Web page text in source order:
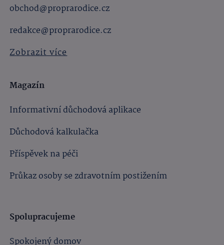
obchod@proprarodice.cz
redakce@proprarodice.cz
Zobrazit více
Magazín
Informativní důchodová aplikace
Důchodová kalkulačka
Příspěvek na péči
Průkaz osoby se zdravotním postižením
Spolupracujeme
Spokojený domov